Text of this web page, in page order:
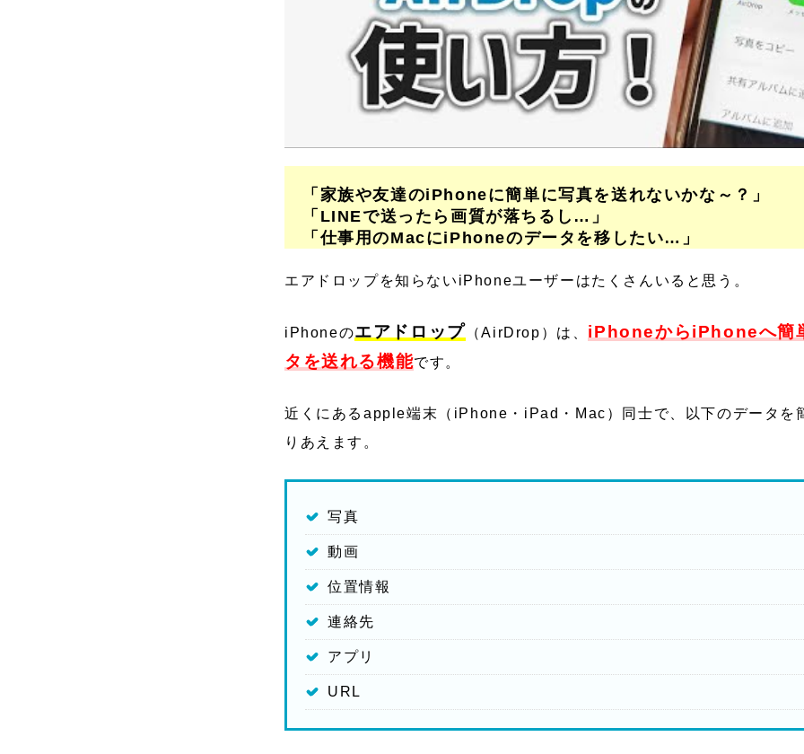
「家族や友達のiPhoneに簡単に写真を送れないかな～？」
「LINEで送ったら画質が落ちるし…」
「仕事用のMacにiPhoneのデータを移したい…」
エアドロップを知らないiPhoneユーザーはたくさんいると思う。
iPhoneのエアドロップ （AirDrop）は、 iPhoneからiPhoneへ簡
タを送れる機能です。
近くにあるapple端末（iPhone・iPad・Mac）同士で、以下のデータを
りあえます。
写真
動画
位置情報
連絡先
アプリ
URL